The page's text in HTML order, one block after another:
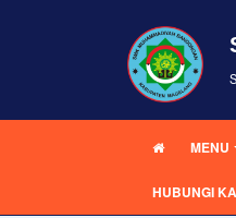
MENU
HUBUNGI